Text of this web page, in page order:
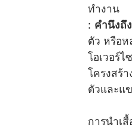
ทำงาน
: คำนึงถึ
ตัว หรือห
โอเวอร์
โครงสร้
ตัวและแ
การนำเ